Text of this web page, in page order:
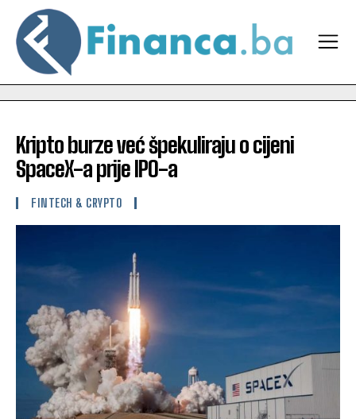
Kripto burze već špekuliraju o cijeni
SpaceX-a prije IPO-a
FINTECH & CRYPTO